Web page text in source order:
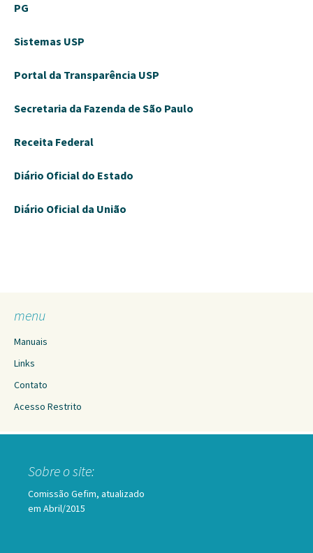
PG
Sistemas USP
Portal da Transparência USP
Secretaria da Fazenda de São Paulo
Receita Federal
Diário Oficial do Estado
Diário Oficial da União
menu
Manuais
Links
Contato
Acesso Restrito
Sobre o site:
Comissão Gefim, atualizado
em Abril/2015